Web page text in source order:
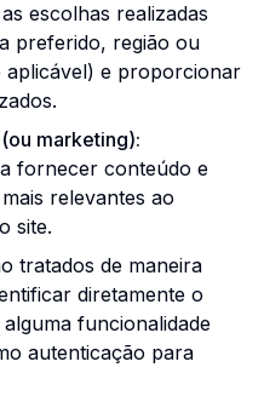
escolhas realizadas
preferido, região ou
aplicável) e proporcionar
marketing):
fornecer conteúdo e
relevantes ao
site.
tratados de maneira
diretamente o
funcionalidade
autenticação para